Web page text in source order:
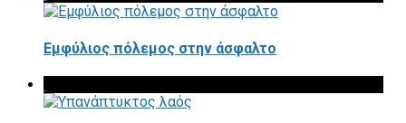
Εμφύλιος πόλεμος στην άσφαλτο